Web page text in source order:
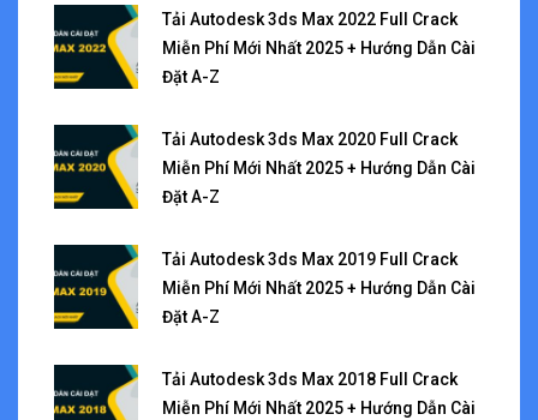
Tải Autodesk 3ds Max 2022 Full Crack
Miễn Phí Mới Nhất 2025 + Hướng Dẫn Cài
Đặt A-Z
Tải Autodesk 3ds Max 2020 Full Crack
Miễn Phí Mới Nhất 2025 + Hướng Dẫn Cài
Đặt A-Z
Tải Autodesk 3ds Max 2019 Full Crack
Miễn Phí Mới Nhất 2025 + Hướng Dẫn Cài
Đặt A-Z
Tải Autodesk 3ds Max 2018 Full Crack
Miễn Phí Mới Nhất 2025 + Hướng Dẫn Cài